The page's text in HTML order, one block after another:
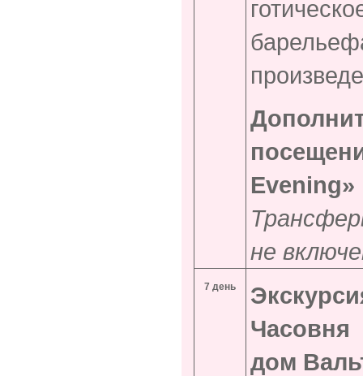
Evening»
не
7 день
дом